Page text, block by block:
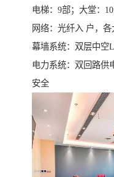
电梯：9部；大堂：10
网络：光纤入 户，各
幕墙系统：双层中空
电力系统：双回路供
安全